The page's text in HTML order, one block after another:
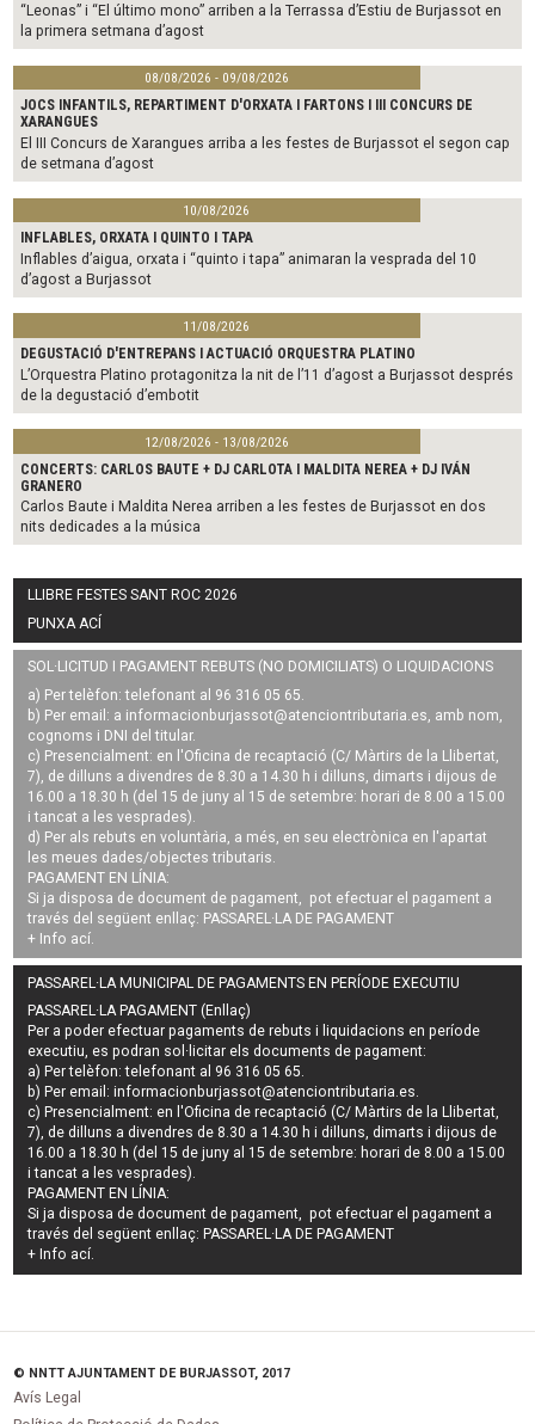
“Leonas” i “El último mono” arriben a la Terrassa d’Estiu de Burjassot en
la primera setmana d’agost
08/08/2026 - 09/08/2026
JOCS INFANTILS, REPARTIMENT D'ORXATA I FARTONS I III CONCURS DE
XARANGUES
El III Concurs de Xarangues arriba a les festes de Burjassot el segon cap
de setmana d’agost
10/08/2026
INFLABLES, ORXATA I QUINTO I TAPA
Inflables d’aigua, orxata i “quinto i tapa” animaran la vesprada del 10
d’agost a Burjassot
11/08/2026
DEGUSTACIÓ D'ENTREPANS I ACTUACIÓ ORQUESTRA PLATINO
L’Orquestra Platino protagonitza la nit de l’11 d’agost a Burjassot després
de la degustació d’embotit
12/08/2026 - 13/08/2026
CONCERTS: CARLOS BAUTE + DJ CARLOTA I MALDITA NEREA + DJ IVÁN
GRANERO
Carlos Baute i Maldita Nerea arriben a les festes de Burjassot en dos
nits dedicades a la música
LLIBRE FESTES SANT ROC 2026
PUNXA ACÍ
SOL·LICITUD I PAGAMENT REBUTS (NO DOMICILIATS) O LIQUIDACIONS
a) Per telèfon: telefonant al 96 316 05 65.
b) Per email: a informacionburjassot@atenciontributaria.es, amb nom,
cognoms i DNI del titular.
c) Presencialment: en l'Oficina de recaptació (C/ Màrtirs de la Llibertat,
7), de dilluns a divendres de 8.30 a 14.30 h i dilluns, dimarts i dijous de
16.00 a 18.30 h (del 15 de juny al 15 de setembre: horari de 8.00 a 15.00
i tancat a les vesprades).
d) Per als rebuts en voluntària, a més, en seu electrònica en l'apartat
les meues dades/objectes tributaris.
PAGAMENT EN LÍNIA:
Si ja disposa de document de pagament, pot efectuar el pagament a
través del següent enllaç: PASSAREL·LA DE PAGAMENT
+ Info ací.
PASSAREL·LA MUNICIPAL DE PAGAMENTS EN PERÍODE EXECUTIU
PASSAREL·LA PAGAMENT (Enllaç)
Per a poder efectuar pagaments derebuts i liquidacions en període
executiu, es podran sol·licitar els documents de pagament:
a) Per telèfon: telefonant al 96 316 05 65.
b) Per email:informacionburjassot@atenciontributaria.es.
c) Presencialment: en l'Oficina de recaptació (C/ Màrtirs de la Llibertat,
7), de dilluns a divendres de 8.30 a 14.30 h i dilluns, dimarts i dijous de
16.00 a 18.30 h (del 15 de juny al 15 de setembre: horari de 8.00 a 15.00
i tancat a les vesprades).
PAGAMENT EN LÍNIA:
Si ja disposa de document de pagament, pot efectuar el pagament a
través del següent enllaç: PASSAREL·LA DE PAGAMENT
+ Info ací.
© NNTT AJUNTAMENT DE BURJASSOT, 2017
Avís Legal